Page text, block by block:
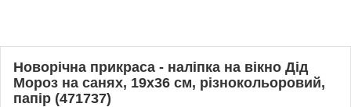
Новорічна прикраса - наліпка на вікно Дід
Мороз на санях, 19x36 см, різнокольоровий,
папір (471737)